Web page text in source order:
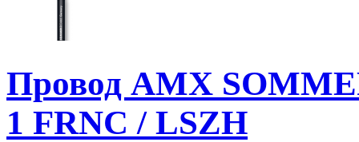
Провод AMX
1 FRNC / LSZH